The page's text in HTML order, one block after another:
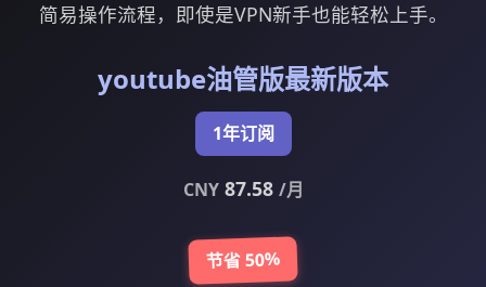
简易操作流程，即使是VPN新手也能轻松上手。
youtube油管版最新版本
1年订阅
CNY87.58 /月
节省 50%